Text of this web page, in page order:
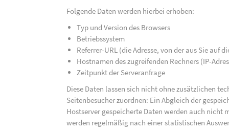
Folgende Daten werden hierbei erhoben:
Typ und Version des Browsers
Betriebssystem
Referrer-URL (die Adresse, von der aus Sie auf
Hostnamen des zugreifenden Rechners (IP-
Zeitpunkt der Serveranfrage
Diese Daten lassen sich nicht ohne zusätzlichen
Seitenbesucher zuordnen: Ein Abgleich der
Hostserver gespeicherte Daten werden auch nicht
werden regelmäßig nach einer statistischen